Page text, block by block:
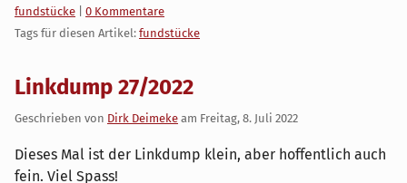
Kategorien:
fundstücke
0 Kommentare
Tags für diesen Artikel: fundstücke
Linkdump 27/2022
Geschrieben von Dirk Deimeke am Freitag, 8. Juli 2022
Dieses Mal ist der Linkdump klein, aber hoffentlich auch
fein. Viel Spass!